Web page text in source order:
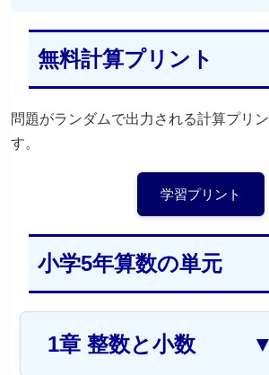
無料計算プリント
問題がランダムで出力される計算プリ
す。
学習プリント
小学5年算数の単元
1章 整数と小数 ▼